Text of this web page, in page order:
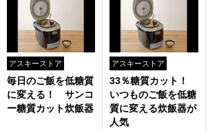
アスキーストア
毎日のご飯を低糖質
に変える！ サンコ
ー糖質カット炊飯器
アスキーストア
33％糖質カット！
いつものご飯を低糖
質に変える炊飯器が
人気